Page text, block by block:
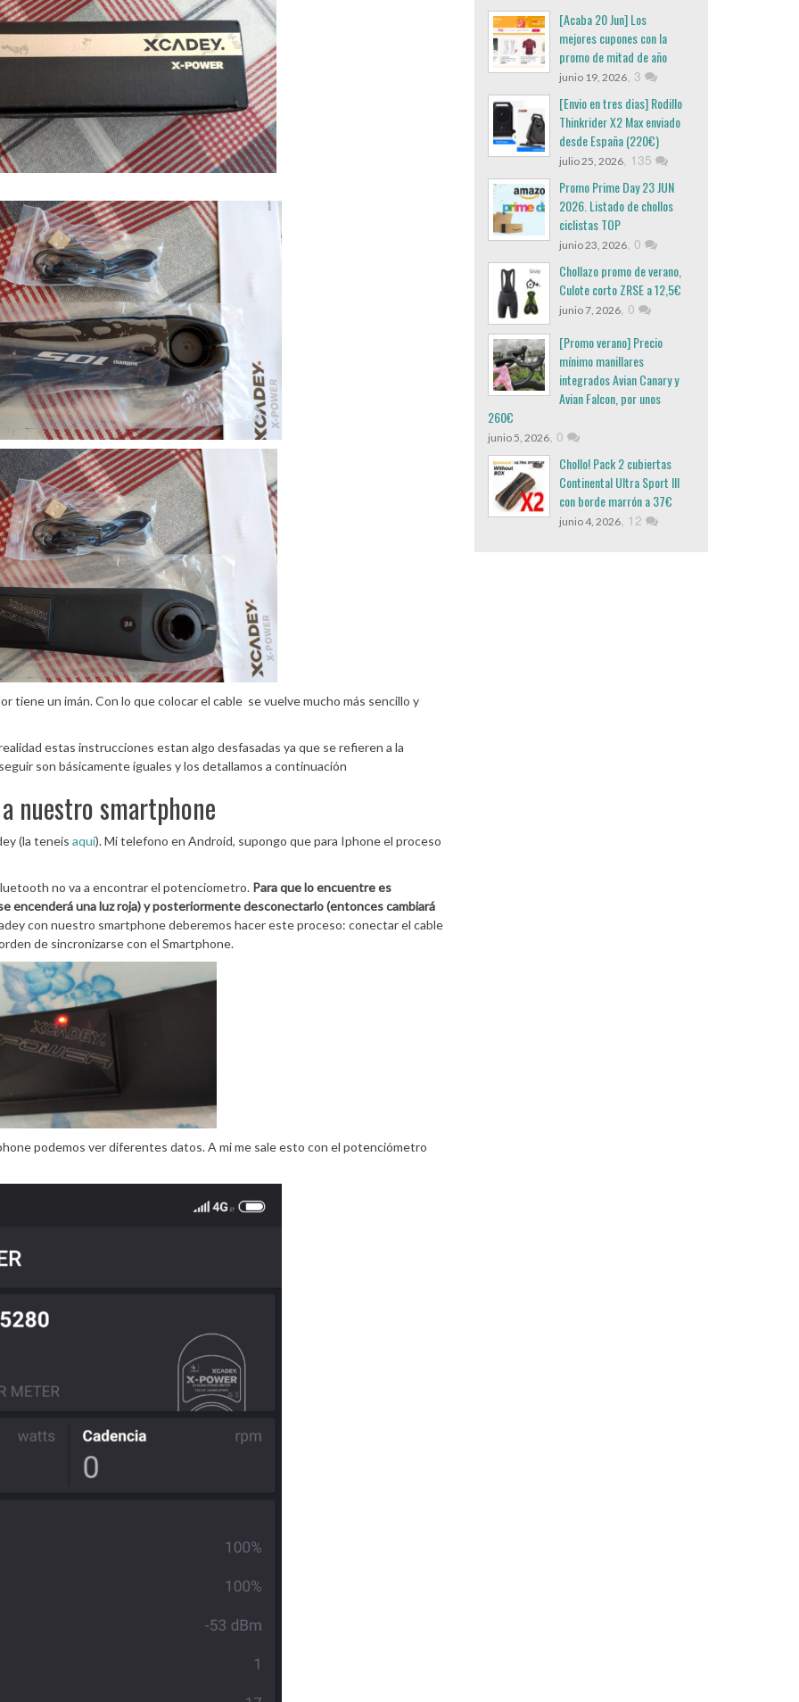
tiene un imán. Con lo que colocar el cable se vuelve mucho más sencillo y
estas instrucciones estan algo desfasadas ya que se refieren a la
son básicamente iguales y los detallamos a continuación
nuestro smartphone
(la teneis aquí). Mi telefono en Android, supongo que para Iphone el proceso
no va a encontrar el potenciometro. Para que lo encuentre es
encenderá una luz roja) y posteriormente desconectarlo (entonces cambiará
con nuestro smartphone deberemos hacer este proceso: conectar el cable
de sincronizarse con el Smartphone.
podemos ver diferentes datos. A mi me sale esto con el potenciómetro
[Acaba 20 Jun] Los
mejores cupones con la
promo de mitad de año
junio 19, 2026, 3
[Envio en tres dias] Rodillo
Thinkrider X2 Max enviado
desde España (220€)
julio 25, 2026, 135
Promo Prime Day 23 JUN
2026. Listado de chollos
ciclistas TOP
junio 23, 2026, 0
Chollazo promo de verano,
Culote corto ZRSE a 12,5€
junio 7, 2026, 0
[Promo verano] Precio
mínimo manillares
integrados Avian Canary y
Avian Falcon, por unos
260€
junio 5, 2026, 0
Chollo! Pack 2 cubiertas
Continental Ultra Sport III
con borde marrón a 37€
junio 4, 2026, 12